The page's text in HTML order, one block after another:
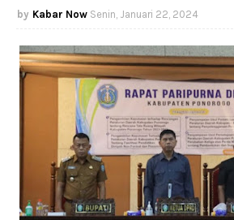
Kabar Now Senin, Januari 22, 2024